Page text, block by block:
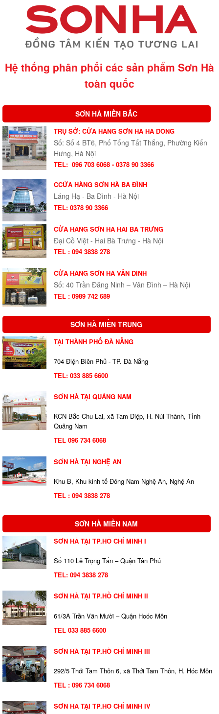
Hệ thống phân phối các sản phẩm Sơn Hà
toàn quốc
SƠN HÀ MIỀN BẮC
TRỤ SỞ: CỬA HÀNG SƠN HÀ HÀ ĐÔNG
Số: Số 4 BT6, Phố Tống Tất Thắng, Phường Kiến
Hưng, Hà Nội
TEL: 096 703 6068 - 0378 90 3366
CCỬA HÀNG SƠN HÀ BA ĐÌNH
Láng Hạ - Ba Đình - Hà Nội
TEL: 0378 90 3366
CỬA HÀNG SƠN HÀ HAI BÀ TRƯNG
Đại Cồ Việt - Hai Bà Trưng - Hà Nội
TEL : 094 3838 278
CỬA HÀNG SƠN HÀ VÂN ĐÌNH
Số: 40 Trần Đăng Ninh – Vân Đình – Hà Nội
TEL : 0989 742 689
SƠN HÀ MIỀN TRUNG
TẠI THÀNH PHỐ ĐÀ NẴNG
704 Điện Biên Phủ - TP. Đà Nẵng
TEL: 033 885 6600
SƠN HÀ TẠI QUẢNG NAM
KCN Bắc Chu Lai, xã Tam Điệp, H. Núi Thành, Tỉnh
Quảng Nam
TEL 096 734 6068
SƠN HÀ TẠI NGHỆ AN
Khu B, Khu kinh tế Đông Nam Nghệ An, Nghệ An
TEL : 094 3838 278
SƠN HÀ MIỀN NAM
SƠN HÀ TẠI TP.HỒ CHÍ MINH I
Số 110 Lê Trọng Tấn – Quận Tân Phú
TEL: 094 3838 278
SƠN HÀ TẠI TP.HỒ CHÍ MINH II
61/3A Trần Văn Mười – Quận Hoóc Môn
TEL 033 885 6600
SƠN HÀ TẠI TP.HỒ CHÍ MINH III
292/5 Thới Tam Thôn 6, xã Thới Tam Thôn, H. Hóc Môn
TEL : 096 734 6068
SƠN HÀ TẠI TP.HỒ CHÍ MINH IV